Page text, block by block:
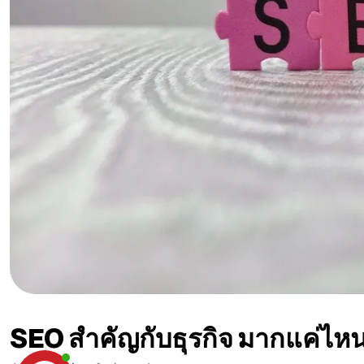
SEO สำคัญกับธุรกิจ มากแค่ไห